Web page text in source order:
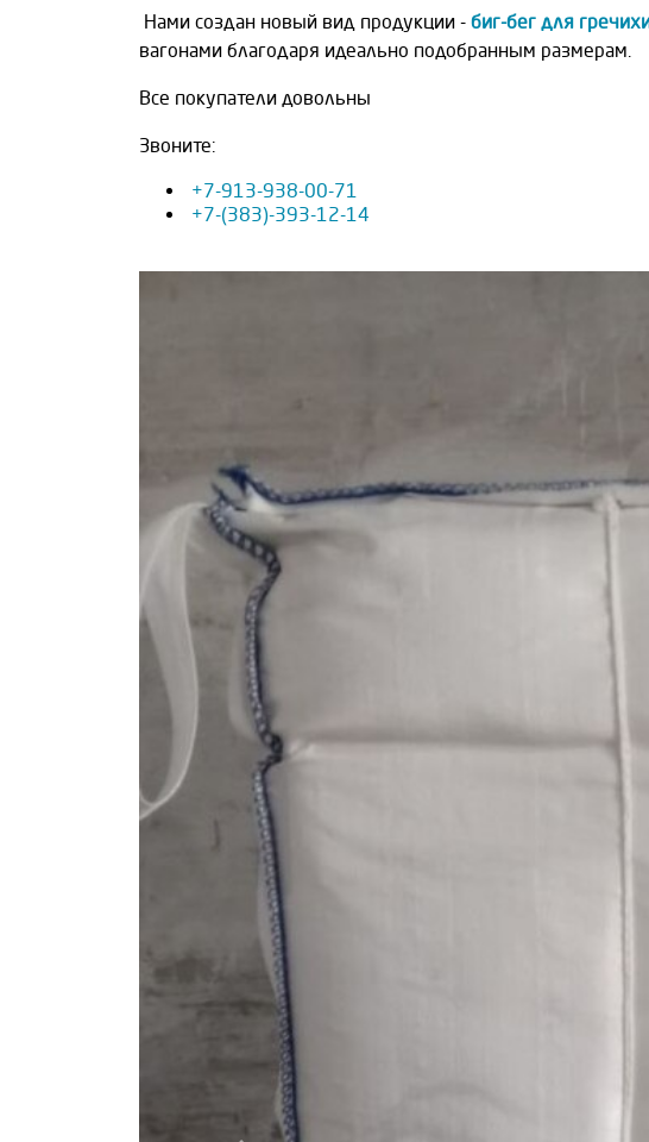
Нами создан новый вид продукции - биг-бег для
вагонами благодаря идеально подобранным размерам.
Все покупатели довольны
Звоните:
+7-913-938-00-71
+7-(383)-393-12-14